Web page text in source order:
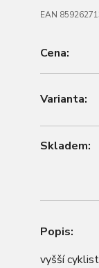
EAN
Cena:
Varianta:
Skladem:
Popis:
vyšší